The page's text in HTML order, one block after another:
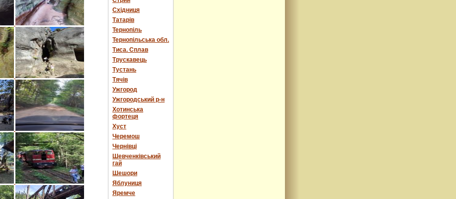
Східниця
Татарів
Тернопіль
Тернопільська обл.
Тиса. Сплав
Трускавець
Тустань
Тячів
Ужгород
Ужгородський р-н
Хотинська
фортеця
Хуст
Черемош
Чернівці
Шевченківський
гай
Шешори
Яблуниця
Яремче